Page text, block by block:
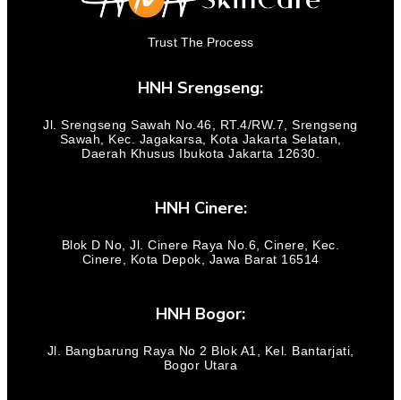
Trust The Process
HNH Srengseng:
Jl. Srengseng Sawah No.46, RT.4/RW.7, Srengseng
Sawah, Kec. Jagakarsa, Kota Jakarta Selatan,
Daerah Khusus Ibukota Jakarta 12630.
HNH Cinere:
Blok D No, Jl. Cinere Raya No.6, Cinere, Kec.
Cinere, Kota Depok, Jawa Barat 16514
HNH Bogor:
Jl. Bangbarung Raya No 2 Blok A1, Kel. Bantarjati,
Bogor Utara